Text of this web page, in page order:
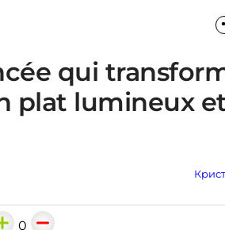
qui
plat lumineux
0